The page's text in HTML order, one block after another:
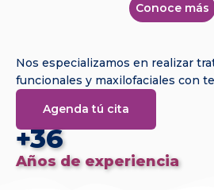
Conoce más
Nos especializamos en realizar
funcionales y maxilofaciales con
Agenda tú cita
+36
Años de experiencia